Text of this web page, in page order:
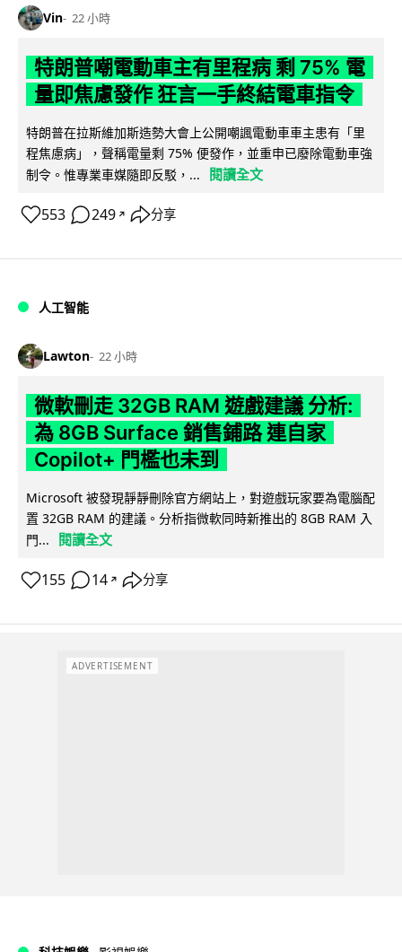
Vin 22 小時
特朗普嘲電動車主有里程病 剩 75% 電
量即焦慮發作 狂言一手終結電車指令
特朗普在拉斯維加斯造勢大會上公開嘲諷電動車車主患有「里
程焦慮病」，聲稱電量剩 75% 便發作，並重申已廢除電動車強
制令。惟專業車媒隨即反駁，...
閱讀全文
553 249 ↗ 分享
人工智能
Lawton 22 小時
微軟刪走 32GB RAM 遊戲建議 分析:
為 8GB Surface 銷售鋪路 連自家
Copilot+ 門檻也未到
Microsoft 被發現靜靜刪除官方網站上，對遊戲玩家要為電腦配
置 32GB RAM 的建議。分析指微軟同時新推出的 8GB RAM 入
門...
閱讀全文
155 14 ↗ 分享
ADVERTISEMENT